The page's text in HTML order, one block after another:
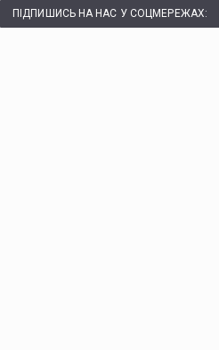
ПІДПИШИСЬ НА НАС У СОЦМЕРЕЖАХ: